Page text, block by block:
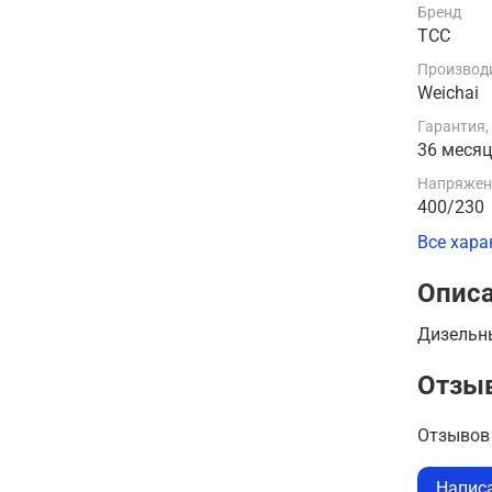
Бренд
ТСС
Weichai
36
400/230
Все
Отзывов